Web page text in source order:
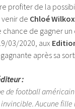
profiter de la
de Chloé Wilkox
chance de gagner
03/2020, aux
après sa
:
de football
invincible. Aucune fille